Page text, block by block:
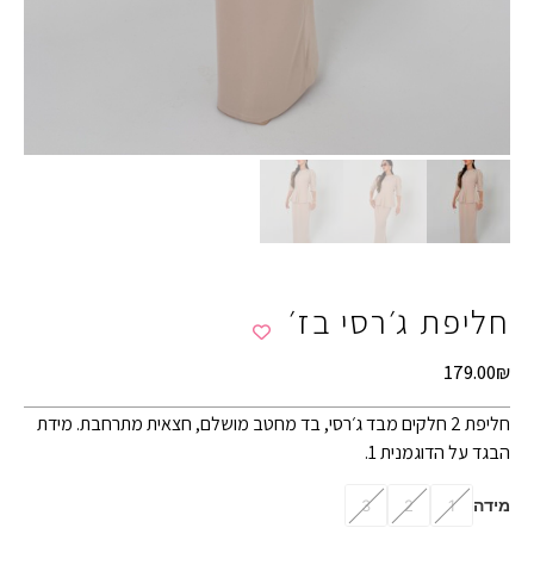
חליפת ג׳רסי בז׳
179.00₪
חליפת 2 חלקים מבד ג׳רסי, בד מחטב מושלם, חצאית מתרחבת. מידת
הבגד על הדוגמנית 1.
מידה 1
2
3